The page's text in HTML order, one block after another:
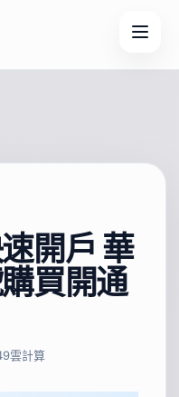
開戶 華
買開通
雲計算